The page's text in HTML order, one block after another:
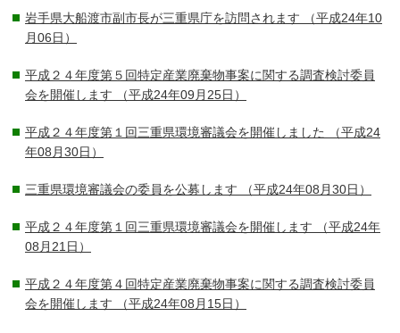
岩手県大船渡市副市長が三重県庁を訪問されます （平成24年10
月06日）
平成２４年度第５回特定産業廃棄物事案に関する調査検討委員
会を開催します （平成24年09月25日）
平成２４年度第１回三重県環境審議会を開催しました
（平成24
年08月30日）
三重県環境審議会の委員を公募します （平成24年08月30日）
平成２４年度第１回三重県環境審議会を開催します （平成24年
08月21日）
平成２４年度第４回特定産業廃棄物事案に関する調査検討委員
会を開催します （平成24年08月15日）